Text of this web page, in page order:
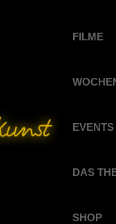
FILME
EVENTS
DAS
SHOP